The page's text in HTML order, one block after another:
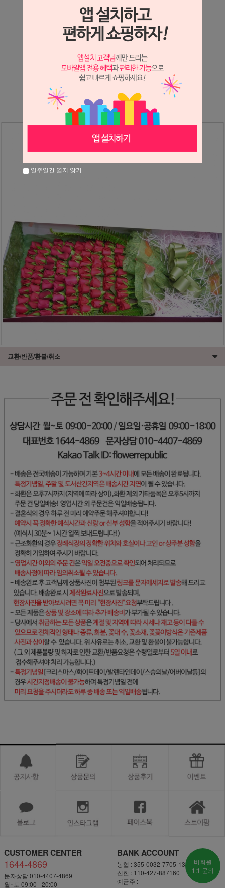
상세정보 새창 열기
상세 정보를 확대해 보실 수 있습니다.
※ 필독해주세요 ※
는 시세 변동에 따라 가격이 달라질 수 있으니
문의 후 주문 바랍니다.
교환/반품/환불/취소
CUSTOMER CENTER
1644-4869
문자상담 010-4407-4869
월~토 09:00 - 20:00
BANK ACCOUNT
농협 : 355-0032-7705-13
신한 : 110-427-887160
예금주 :
비회원
1:1 문의
일주일간 열지 않기